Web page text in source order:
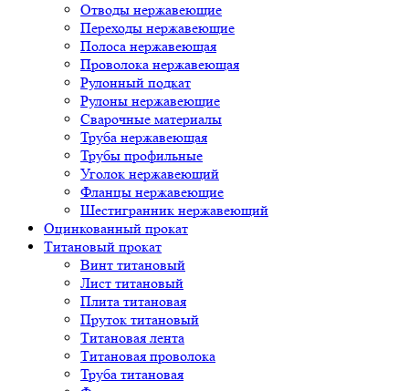
Отводы нержавеющие
Переходы нержавеющие
Полоса нержавеющая
Проволока нержавеющая
Рулонный подкат
Рулоны нержавеющие
Сварочные материалы
Труба нержавеющая
Трубы профильные
Уголок нержавеющий
Фланцы нержавеющие
Шестигранник нержавеющий
Оцинкованный прокат
Титановый прокат
Винт титановый
Лист титановый
Плита титановая
Пруток титановый
Титановая лента
Титановая проволока
Труба титановая